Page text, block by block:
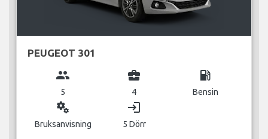
PEUGEOT 301
group
5
business_center
4
local_gas_station
Bensin
miscellaneous_services
Bruksanvisning
login
5 Dörr